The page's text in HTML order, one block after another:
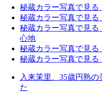
秘蔵カラー写真で見る
秘蔵カラー写真で見る
秘蔵カラー写真で見る
心地
秘蔵カラー写真で見る
秘蔵カラー写真で見る
入来茉里、35歳円熟
た